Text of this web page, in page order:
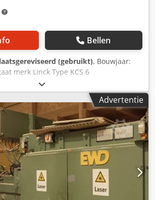
Bellen
(gebruikt), Bouwjaar:
merk Linck Type KCS 6
Basisframe met 4 zaagas-eenheden
met 6 verstelbare zaagkoppen
Gewicht 12.400 kg De machine wordt
werkplaats gereviseerd.
Advertentie